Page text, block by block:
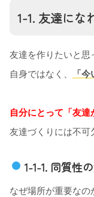
1-1. 友達にな
友達を作りたいと思
自身ではなく、
「
自分にとって「友
友達づくりには不可
1-1-1. 同質性
なぜ場所が重要なの